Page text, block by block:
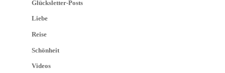
Glücksletter-Posts
Liebe
Reise
Schönheit
Videos